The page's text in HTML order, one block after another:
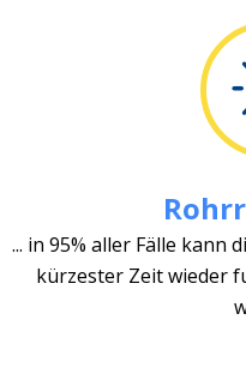
... in 95% aller Fälle
kürzester Zeit wieder